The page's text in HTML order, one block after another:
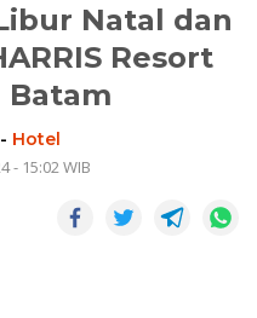
Natal dan
Resort
Batam
- Hotel
- 15:02 WIB